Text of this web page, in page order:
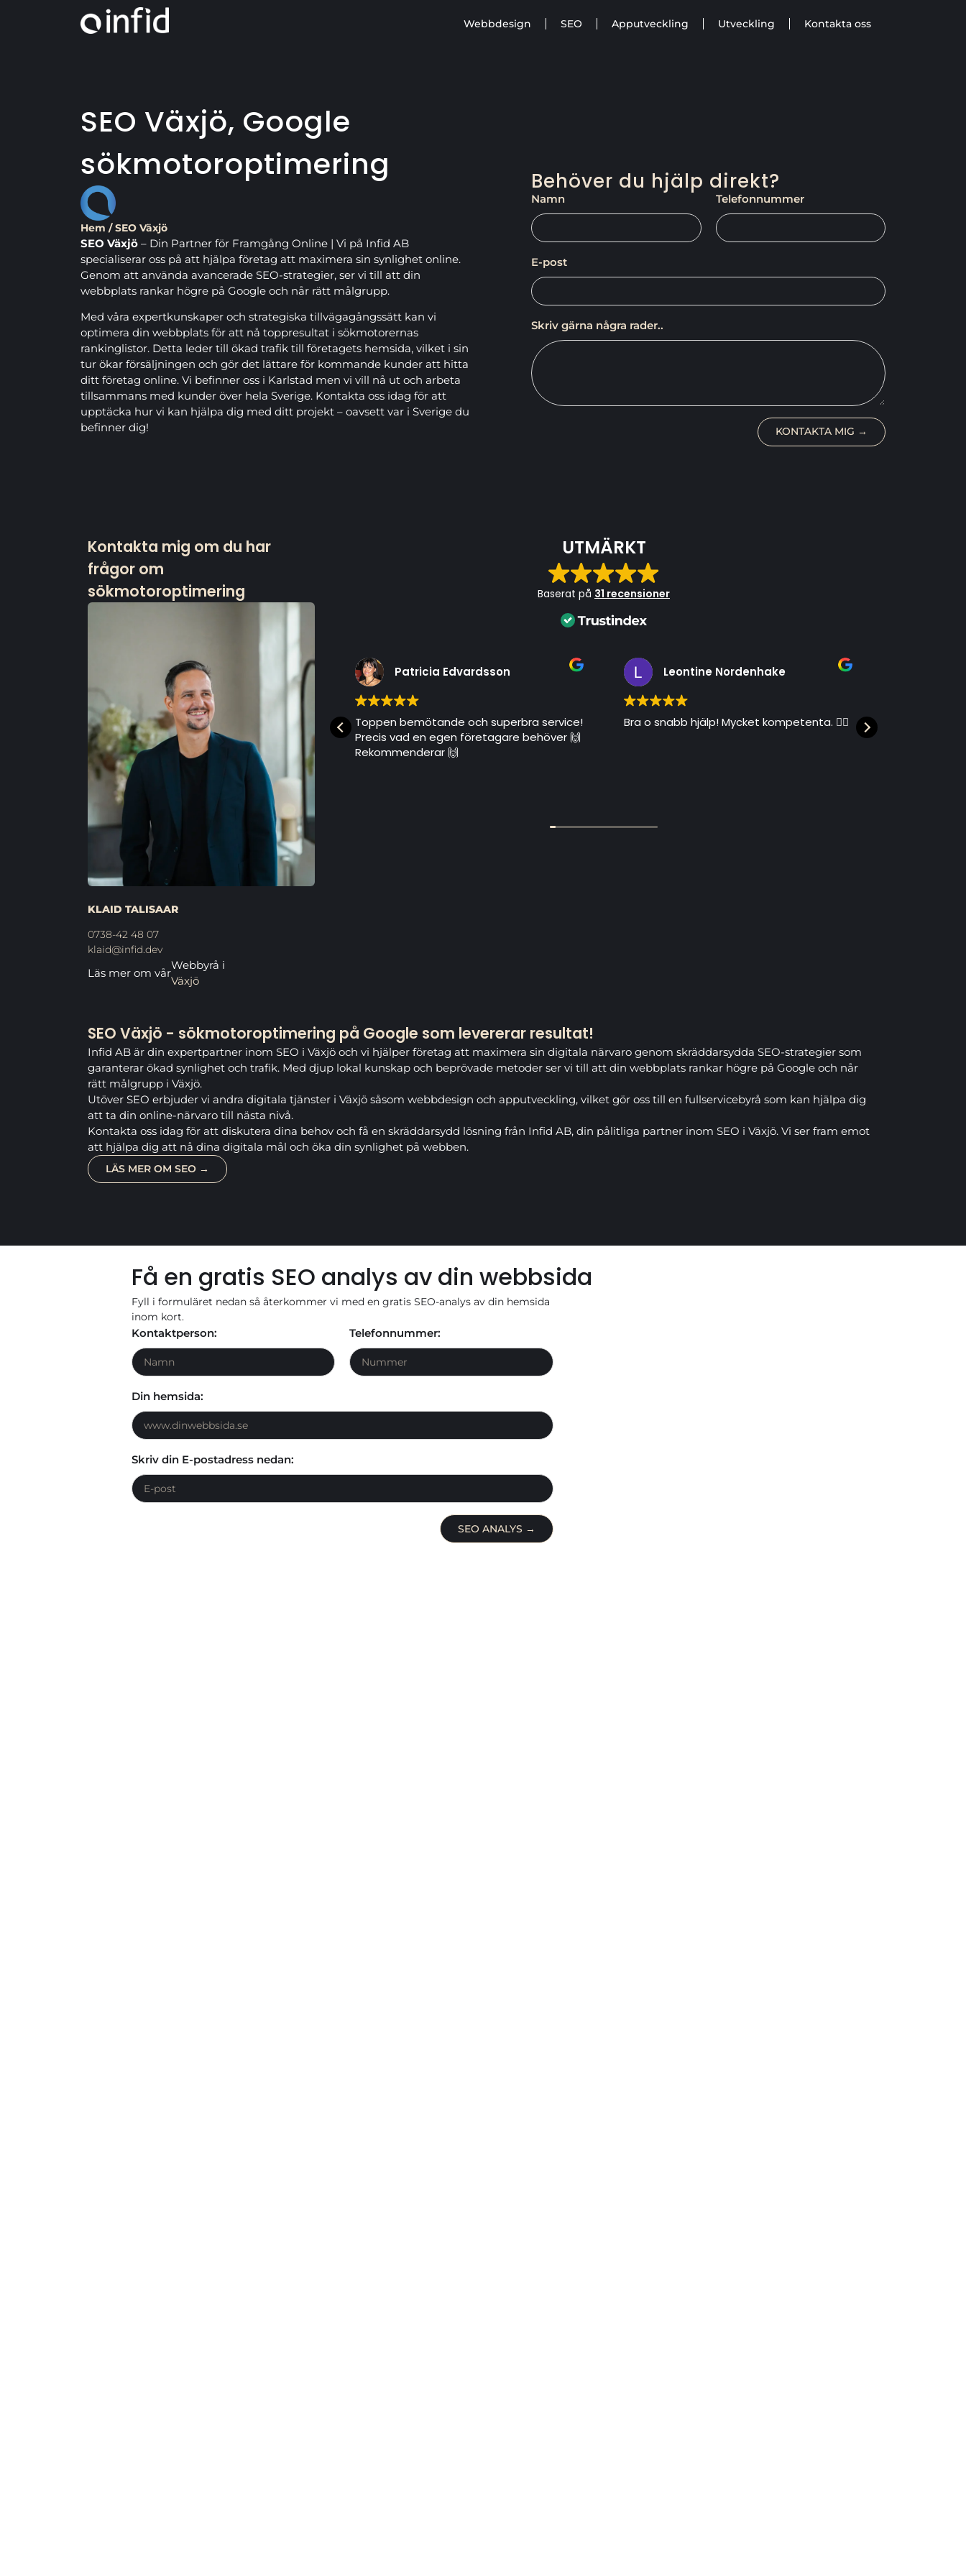
Webbdesign SEO Apputveckling Utveckling Kontakta oss
SEO Växjö, Google
sökmotoroptimering
Hem /SEO Växjö
SEO Växjö – Din Partner för Framgång Online | Vi på Infid AB
specialiserar oss på att hjälpa företag att maximera sin synlighet online.
Genom att använda avancerade SEO-strategier, ser vi till att din
webbplats rankar högre på Google och når rätt målgrupp.
Med våra expertkunskaper och strategiska tillvägagångssätt kan vi
optimera din webbplats för att nå toppresultat i sökmotorernas
rankinglistor. Detta leder till ökad trafik till företagets hemsida, vilket i sin
tur ökar försäljningen och gör det lättare för kommande kunder att hitta
ditt företag online. Vi befinner oss i Karlstad men vi vill nå ut och arbeta
tillsammans med kunder över hela Sverige. Kontakta oss idag för att
upptäcka hur vi kan hjälpa dig med ditt projekt – oavsett var i Sverige du
befinner dig!
Behöver du hjälp direkt?
Namn Telefonnummer
E-post
Skriv gärna några rader..
KONTAKTA MIG →
UTMÄRKT
Baserat på 31 recensioner
Patricia Edvardsson
Toppen bemötande och superbra service!
Precis vad en egen företagare behöver 🙌
Rekommenderar 🙌
Leontine Nordenhake
Bra o snabb hjälp! Mycket kompetenta. 👌🏻
Kontakta mig om du har
frågor om
sökmotoroptimering
KLAID TALISAAR
0738-42 48 07
klaid@infid.dev
Läs mer om vår
Webbyrå i
Växjö
SEO Växjö - sökmotoroptimering på Google som levererar resultat!
Infid AB är din expertpartner inom SEO i Växjö och vi hjälper företag att maximera sin digitala närvaro genom skräddarsydda SEO-strategier som
garanterar ökad synlighet och trafik. Med djup lokal kunskap och beprövade metoder ser vi till att din webbplats rankar högre på Google och når
rätt målgrupp i Växjö.
Utöver SEO erbjuder vi andra digitala tjänster i Växjö såsom webbdesign och apputveckling, vilket gör oss till en fullservicebyrå som kan hjälpa dig
att ta din online-närvaro till nästa nivå.
Kontakta oss idag för att diskutera dina behov och få en skräddarsydd lösning från Infid AB, din pålitliga partner inom SEO i Växjö. Vi ser fram emot
att hjälpa dig att nå dina digitala mål och öka din synlighet på webben.
LÄS MER OM SEO →
Fyll i formuläret nedan så återkommer vi med en gratis SEO-analys av din hemsida
inom kort.
Kontaktperson:
Telefonnummer:
Din hemsida:
Skriv din E-postadress nedan:
SEO ANALYS →
Få en gratis SEO analys av din webbsida